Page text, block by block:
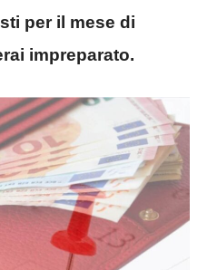
per il mese di
impreparato.